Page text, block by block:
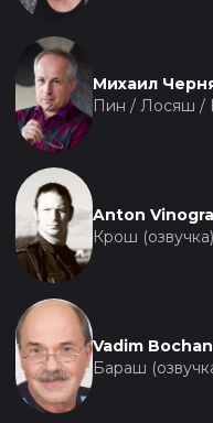
Михаил
Пин / Лосяш /
Anton
Крош (озвучка)
Vadim
Бараш